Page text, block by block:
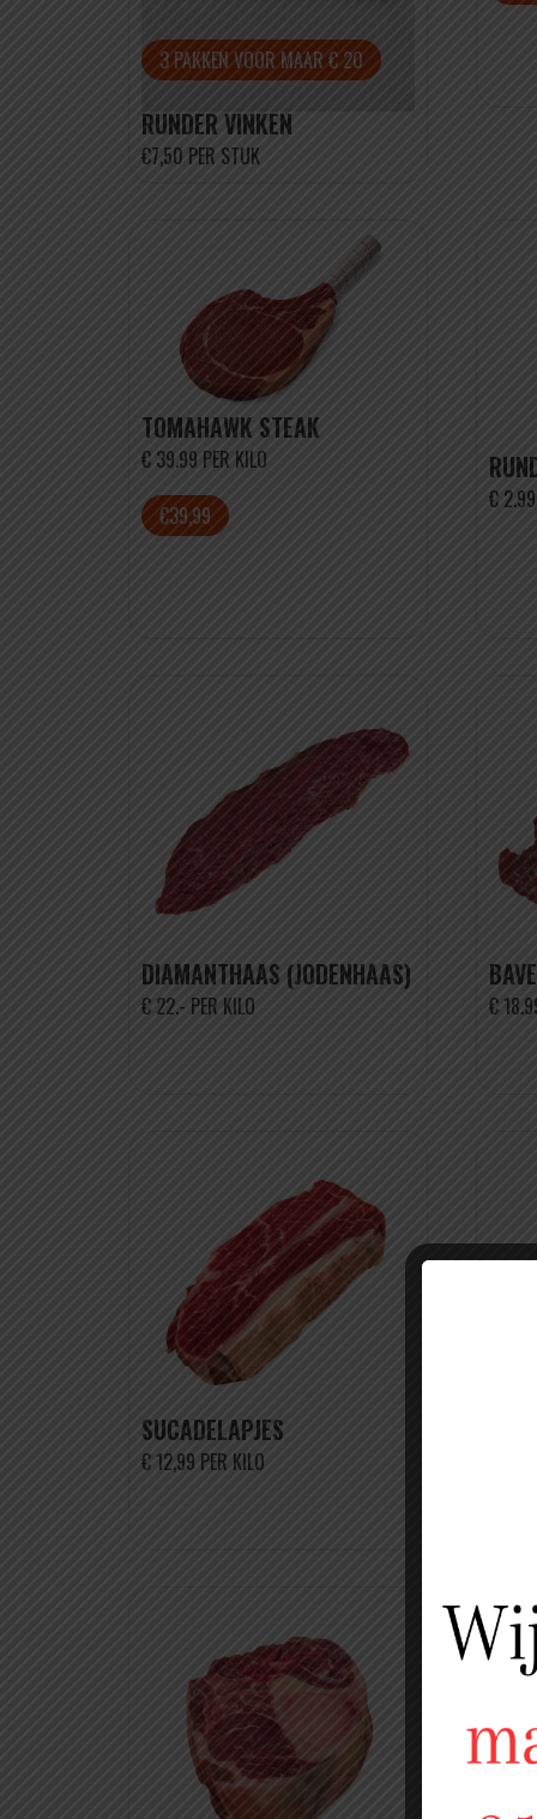
3 PAKKEN VOOR MAAR € 20
RUNDER VINKEN
€7,50 PER STUK
€39,99
TOMAHAWK STEAK
€ 39.99 PER KILO
€ 2.99
DIAMANTHAAS (JODENHAAS)
€ 22.- PER KILO €
SUCADELAPJES
€ 12,99 PER KILO